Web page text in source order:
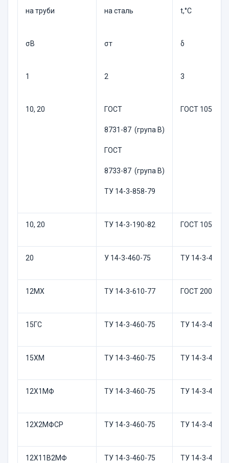
на труби на сталь t,°C
σB σт δ
1 2 3
10, 20 ГОСТ
8731-87 (група В)
ГОСТ
8733-87 (група В)
ТУ 14-3-858-79
ГОСТ 1050-88
10, 20 ТУ 14-3-190-82 ГОСТ 1050-88
20 У 14-3-460-75 ТУ 14-3-460-
12МХ ТУ 14-3-610-77 ГОСТ 20072-
15ГС ТУ 14-3-460-75 ТУ 14-3-460-
15ХМ ТУ 14-3-460-75 ТУ 14-3-460-
12Х1МФ ТУ 14-3-460-75 ТУ 14-3-460-
12Х2МФСР ТУ 14-3-460-75 ТУ 14-3-460-
12Х11В2МФ ТУ 14-3-460-75 ТУ 14-3-460-